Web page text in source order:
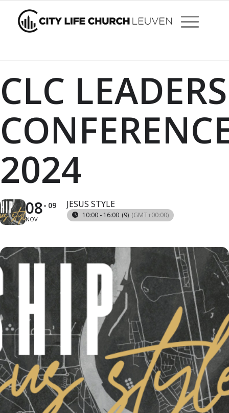
CLC LEADERS
2024
08
NOV
09 JESUS STYLE
10:00 - 16:00 (9) (GMT+00:00)